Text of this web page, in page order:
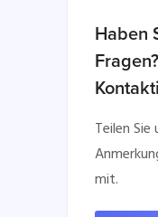
Haben
Fragen?
Teilen Sie
mit.